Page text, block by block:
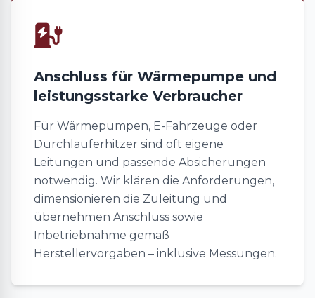
Anschluss für Wärmepumpe und
leistungsstarke Verbraucher
Für Wärmepumpen, E-Fahrzeuge oder
Durchlauferhitzer sind oft eigene
Leitungen und passende Absicherungen
notwendig. Wir klären die Anforderungen,
dimensionieren die Zuleitung und
übernehmen Anschluss sowie
Inbetriebnahme gemäß
Herstellervorgaben – inklusive Messungen.